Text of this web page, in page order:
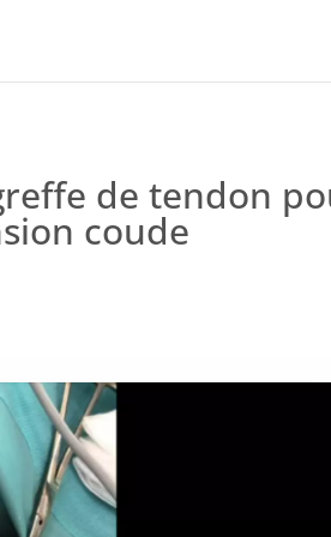
de tendon
coude